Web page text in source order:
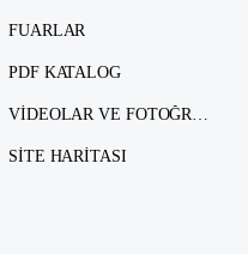
FUARLAR
PDF KATALOG
VIDEOLAR VE FOTOĞRAFLAR
SITE HARITASI